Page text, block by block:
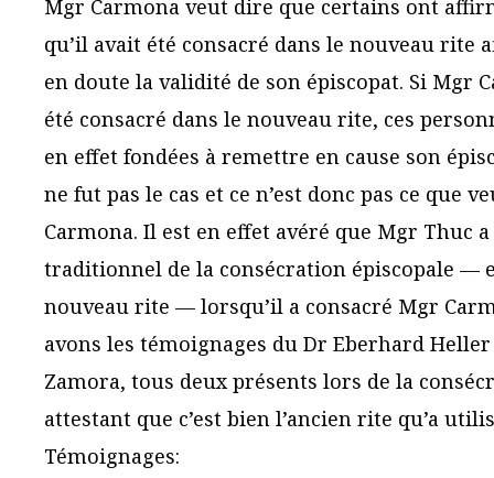
Mgr Carmona veut dire que certains ont
qu’il avait été consacré dans le nouveau rite
en doute la validité de son épiscopat. Si Mgr
été consacré dans le nouveau rite, ces
en effet fondées à remettre en cause son
ne fut pas le cas et ce n’est donc pas ce que
Carmona. Il est en effet avéré que Mgr Thuc
traditionnel de la consécration épiscopale —
nouveau rite — lorsqu’il a consacré Mgr
avons les témoignages du Dr Eberhard
Zamora, tous deux présents lors de la
attestant que c’est bien l’ancien rite qu’a
Témoignages: